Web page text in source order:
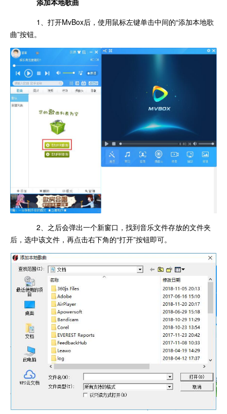
1、打开MvBox后，使用鼠标左键单击中间的“添加本地歌
曲”按钮。
2、之后会弹出一个新窗口，找到音乐文件存放的文件夹
后，选中该文件，再点击右下角的“打开”按钮即可。